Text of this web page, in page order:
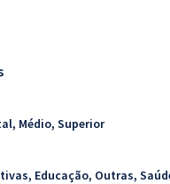
Médio, Superior
Educação, Outras,